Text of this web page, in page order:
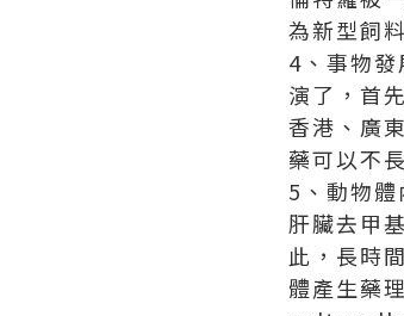
為新型飼
4、事物
演了，首
香港、廣
藥可以不
5、動物
肝臟去甲
此，長時
體產生藥